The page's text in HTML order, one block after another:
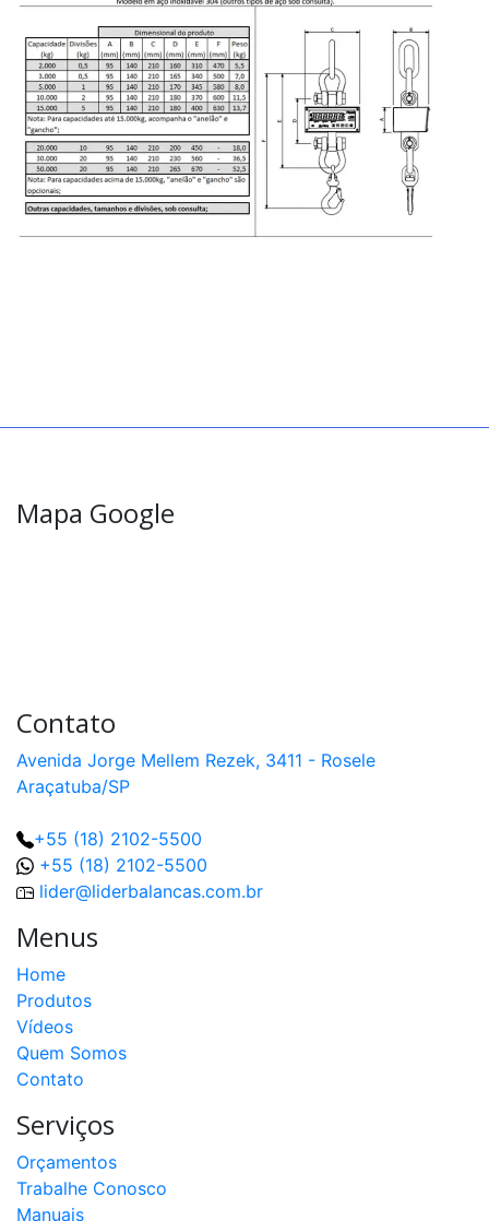
Mapa Google
Contato
Avenida Jorge Mellem Rezek, 3411 - Rosele
Araçatuba/SP
+55 (18) 2102-5500
+55 (18) 2102-5500
lider@liderbalancas.com.br
Menus
Home
Produtos
Vídeos
Quem Somos
Contato
Serviços
Orçamentos
Trabalhe Conosco
Manuais